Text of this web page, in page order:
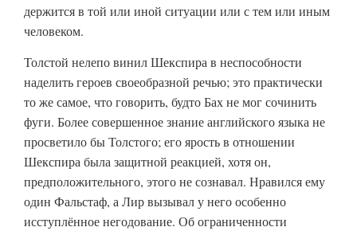
держится в той или иной ситуации или с тем или иным
человеком.
Толстой нелепо винил Шекспира в неспособности
наделить героев своеобразной речью; это практически
то же самое, что говорить, будто Бах не мог сочинить
фуги. Более совершенное знание английского языка не
просветило бы Толстого; его ярость в отношении
Шекспира была защитной реакцией, хотя он,
предположительного, этого не сознавал. Нравился ему
один Фальстаф, а Лир вызывал у него особенно
исступлённое негодование. Об ограниченности